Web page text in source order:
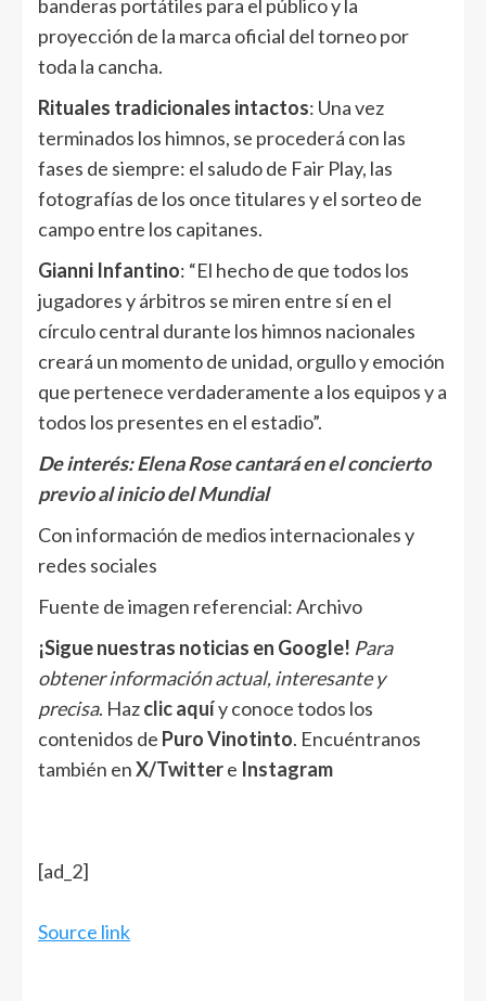
banderas portátiles para el público y la
proyección de la marca oficial del torneo por
toda la cancha.
Rituales tradicionales intactos: Una vez
terminados los himnos, se procederá con las
fases de siempre: el saludo de Fair Play, las
fotografías de los once titulares y el sorteo de
campo entre los capitanes.
Gianni Infantino: “El hecho de que todos los
jugadores y árbitros se miren entre sí en el
círculo central durante los himnos nacionales
creará un momento de unidad, orgullo y emoción
que pertenece verdaderamente a los equipos y a
todos los presentes en el estadio”.
De interés:Elena Rose cantará en el concierto
previo al inicio del Mundial
Con información de medios internacionales y
redes sociales
Fuente de imagen referencial: Archivo
¡Sigue nuestras noticias en Google! Para
obtener información actual, interesante y
precisa. Hazclic aquíy conoce todos los
contenidos de Puro Vinotinto. Encuéntranos
también enX/Twittere Instagram
[ad_2]
Source link